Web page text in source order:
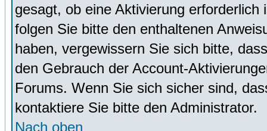
gesagt, ob eine Aktivierung
folgen Sie bitte den enthaltenen
haben, vergewissern Sie sich bitte,
den Gebrauch der Account-
Forums. Wenn Sie sich sicher sind,
kontaktiere Sie bitte den Administrator.
Nach oben